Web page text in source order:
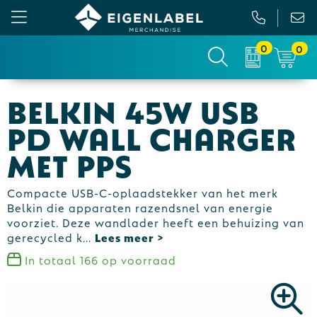
Gezichtsmaskers en mondkapjes
Werkkleding
Sportkleding & Teamwear
T-Shirts
Sweaters
Vesten
Relatiepakketten
Tassen
Anti-stress
Bidons en Sportflessen
Elektronica, Gadgets en USB
Feestartikelen
Custom made picknickkleed
Custom made sokken
Sportkratten & bidons
Custom-made paraplu
Custom-made hesjes
Custom-made onderzetters
Binnenreclame
Buitenreclame
Vlaggen
Beurs & Presentatie
Drukwerk
0 0
Belkin 45W USB
PD Wall Charger
met PPS
Compacte USB-C-oplaadstekker van het merk
Belkin die apparaten razendsnel van energie
voorziet. Deze wandlader heeft een behuizing van
gerecycled k
In totaal 166 op voorraad